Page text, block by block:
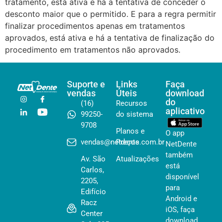
desconto maior que o permitido. E para a regra permitir
finalizar procedimentos apenas em tratamentos
aprovados, está ativa e há a tentativa de finalização do
procedimento em tratamentos não aprovados.
Suporte e
vendas
(16)
99250-
9708
vendas@netdente.com.br
Av. São
Carlos,
2205,
Edifício
Racz
Center
Links
Úteis
Recursos
do sistema
Planos e
Preços
Atualizações
Faça
download
do
aplicativo
O app
NetDente
também
está
disponível
para
Android e
iOS, faça